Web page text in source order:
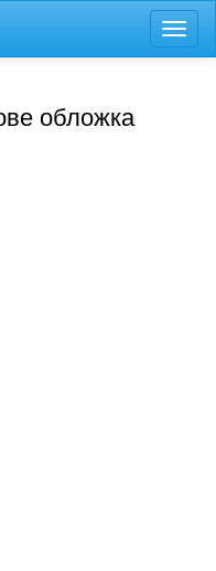
меню
обложка